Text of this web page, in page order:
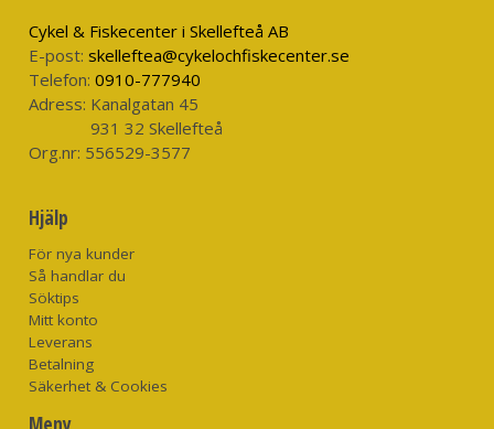
Cykel & Fiskecenter i Skellefteå AB
E-post: skelleftea@cykelochfiskecenter.se
Telefon: 0910-777940
Adress: Kanalgatan 45
931 32 Skellefteå
Org.nr: 556529-3577
Hjälp
För nya kunder
Så handlar du
Söktips
Mitt konto
Leverans
Betalning
Säkerhet & Cookies
Meny